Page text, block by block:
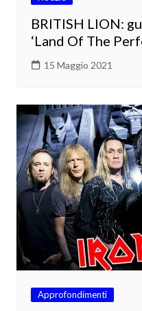
BRITISH LION:
‘Land Of The
15 Maggio 2021
Approfondimenti